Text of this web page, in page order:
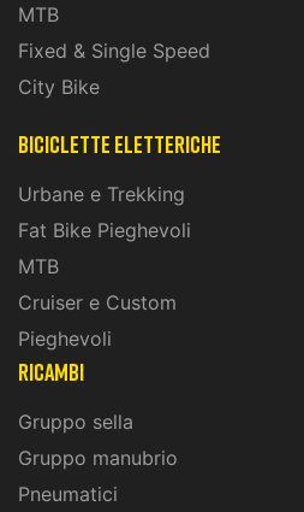
MTB
Fixed & Single Speed
City Bike
biciclette eletteriche
Urbane e Trekking
Fat Bike Pieghevoli
MTB
Cruiser e Custom
Pieghevoli
ricambi
Gruppo sella
Gruppo manubrio
Pneumatici